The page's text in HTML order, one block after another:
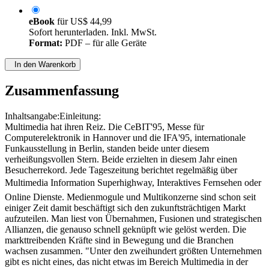
eBook fürUS$ 44,99
Sofort herunterladen. Inkl. MwSt.
Format: PDF – für alle Geräte
In den Warenkorb
Zusammenfassung
Inhaltsangabe:Einleitung:
Multimedia hat ihren Reiz. Die CeBIT'95, Messe für
Computerelektronik in Hannover und die IFA'95, internationale
Funkausstellung in Berlin, standen beide unter diesem
verheißungsvollen Stern. Beide erzielten in diesem Jahr einen
Besucherrekord. Jede Tageszeitung berichtet regelmäßig über
Multimedia Information Superhighway, Interaktives Fernsehen oder
Online Dienste. Medienmogule und Multikonzerne sind schon seit
einiger Zeit damit beschäftigt sich den zukunftsträchtigen Markt
aufzuteilen. Man liest von Übernahmen, Fusionen und strategischen
Allianzen, die genauso schnell geknüpft wie gelöst werden. Die
markttreibenden Kräfte sind in Bewegung und die Branchen
wachsen zusammen. "Unter den zweihundert größten Unternehmen
gibt es nicht eines, das nicht etwas im Bereich Multimedia in der